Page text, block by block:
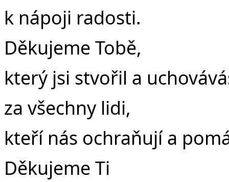
k nápoji radosti.
Děkujeme Tobě,
který jsi stvořil a
za všechny lidi,
kteří nás ochraňují a
Děkujeme Ti